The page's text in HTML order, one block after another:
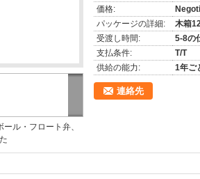
ル・フロート弁、
価格:
パッケージの詳細:
木箱
受渡し時間:
5-8の
支払条件:
T/T
供給の能力:
1年ご
連絡先